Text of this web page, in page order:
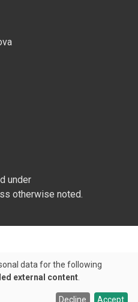
under
otherwise noted.
data for the following
external content
Decline Accept